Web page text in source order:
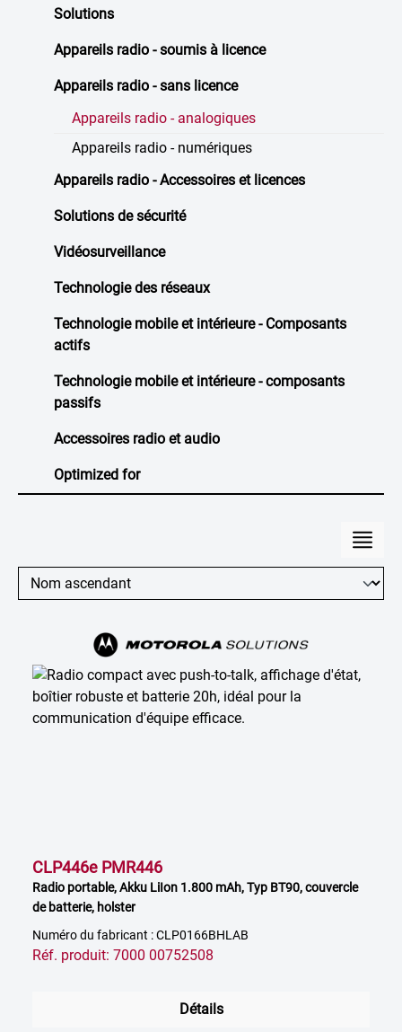
Solutions
Appareils radio - soumis à licence
Appareils radio - sans licence
Appareils radio - analogiques
Appareils radio - numériques
Appareils radio - Accessoires et licences
Solutions de sécurité
Vidéosurveillance
Technologie des réseaux
Technologie mobile et intérieure - Composants
actifs
Technologie mobile et intérieure - composants
passifs
Accessoires radio et audio
Optimized for
CLP446e PMR446
Radio portable, Akku LiIon 1.800 mAh, Typ BT90, couvercle
de batterie, holster
Numéro du fabricant : CLP0166BHLAB
Réf. produit: 7000 00752508
Détails